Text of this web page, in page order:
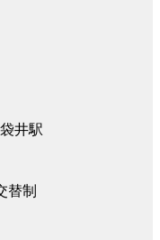
井駅
替制